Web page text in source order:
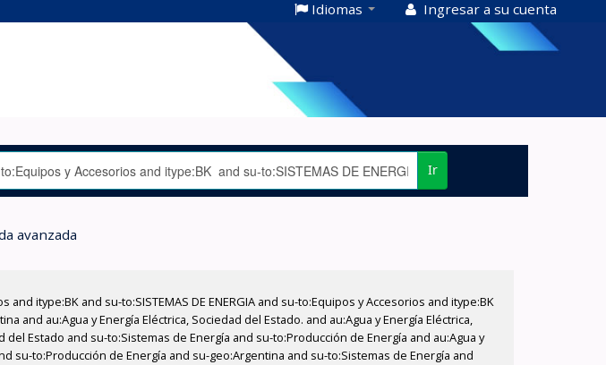
Idiomas Ingresar a su cuenta
Ir
avanzada
itype:BK and su-to:SISTEMAS DE ENERGIA and su-to:Equipos y Accesorios and itype:BK
and au:Agua y Energía Eléctrica, Sociedad del Estado. and au:Agua y Energía Eléctrica,
Estado and su-to:Sistemas de Energía and su-to:Producción de Energía and au:Agua y
su-to:Producción de Energía and su-geo:Argentina and su-to:Sistemas de Energía and